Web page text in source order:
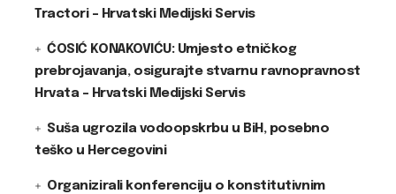
Tractori – Hrvatski Medijski Servis
ĆOSIĆ KONAKOVIĆU: Umjesto etničkog
prebrojavanja, osigurajte stvarnu ravnopravnost
Hrvata – Hrvatski Medijski Servis
Suša ugrozila vodoopskrbu u BiH, posebno
teško u Hercegovini
Organizirali konferenciju o konstitutivnim